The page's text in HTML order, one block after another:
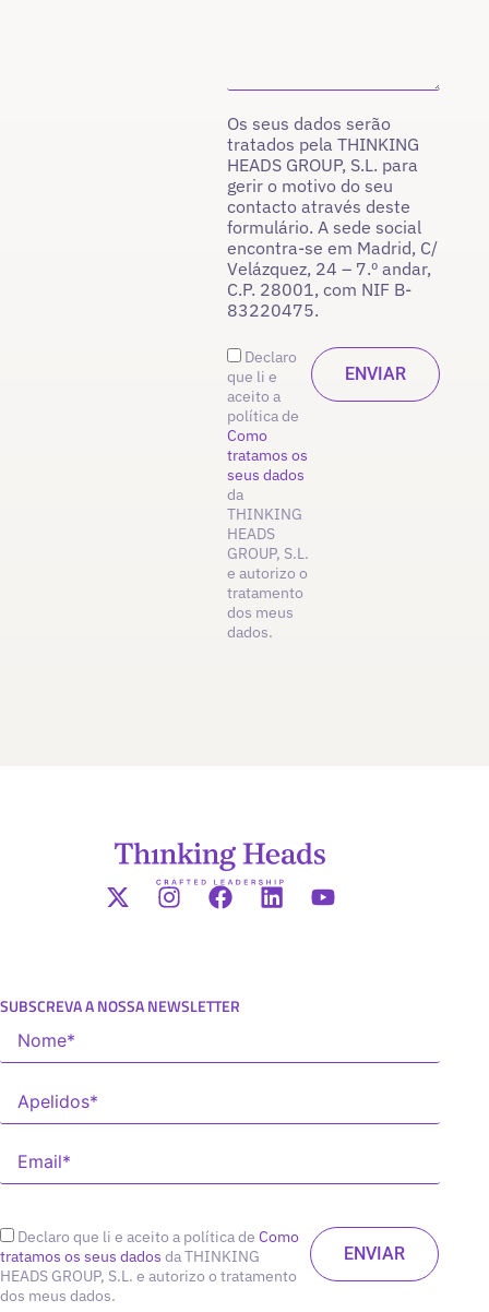
Os seus dados serão
tratados pela THINKING
HEADS GROUP, S.L. para
gerir o motivo do seu
contacto através deste
formulário. A sede social
encontra-se em Madrid, C/
Velázquez, 24 – 7.º andar,
C.P. 28001, com NIF B-
83220475.
Declaro
que li e
aceito a
política de
Como
tratamos os
seus dados
da
THINKING
HEADS
GROUP, S.L.
e autorizo o
tratamento
dos meus
dados.
SUBSCREVA A NOSSA NEWSLETTER
Declaro que li e aceito a política de Como
tratamos os seus dados da THINKING
HEADS GROUP, S.L. e autorizo o tratamento
dos meus dados.